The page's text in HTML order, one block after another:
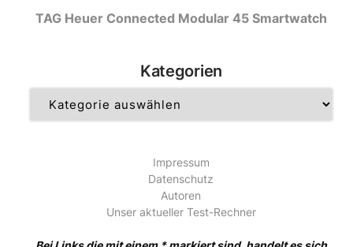
TAG Heuer Connected Modular 45 Smartwatch
Kategorien
Impressum
Datenschutz
Autoren
Unser aktueller Test-Rechner